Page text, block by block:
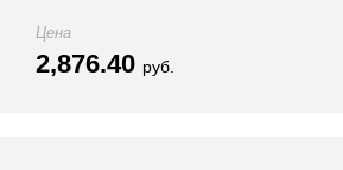
Цена
2,876.40 руб.